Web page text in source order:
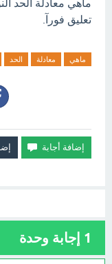
تعليق فورآ.
ماهي معادلة الحد
1 إجابة وحدة